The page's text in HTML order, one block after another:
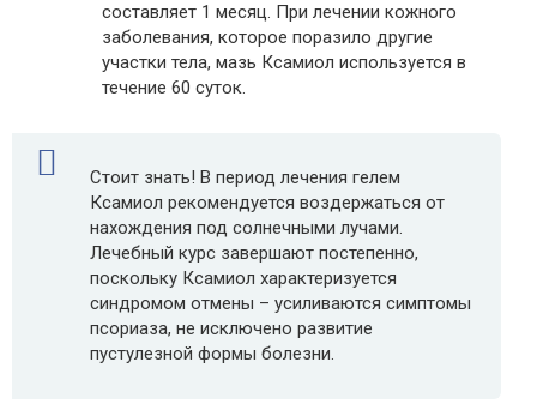
составляет 1 месяц. При лечении кожного
заболевания, которое поразило другие
участки тела, мазь Ксамиол используется в
течение 60 суток.
Стоит знать! В период лечения гелем
Ксамиол рекомендуется воздержаться от
нахождения под солнечными лучами.
Лечебный курс завершают постепенно,
поскольку Ксамиол характеризуется
синдромом отмены – усиливаются симптомы
псориаза, не исключено развитие
пустулезной формы болезни.